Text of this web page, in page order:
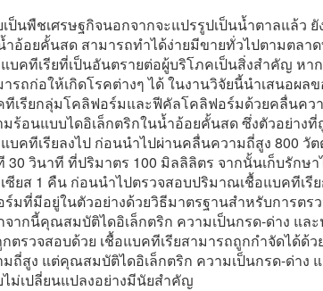
ป็นพืชเศรษฐกิจนอกจากจะแปรรูปเป็นน้ำตาลแล้ว ยั
ำอ้อยคั้นสด สามารถทำได้ง่ายมีขายทั่วไปตามตลา
แบคทีเรียที่เป็นอันตรายต่อผู้บริโภคเป็นสิ่งสำคัญ หา
รถก่อให้เกิดโรคต่างๆ ได้ ในงานวิจัยนี้นำเสนอผล
ทีเรียกลุ่มโคลิฟอร์มและฟีคัลโคลิฟอร์มด้วยคลื่นคว
มร้อนแบบไดอิเล็กตริกในน้ำอ้อยคั้นสด ซึ่งตัวอย่าง
บคทีเรียลงไป ก่อนนำไปผ่านคลื่นความถี่สูง 800 วัต
30 วินาที ที่ปริมาตร 100 มิลลิลิตร จากนั้นเก็บรักษ
เซียส 1 คืน ก่อนนำไปตรวจสอบปริมาณเชื้อแบคทีเ
ร์มที่มีอยู่ในตัวอย่างด้วยวิธีมาตรฐานสำหรับการตร
จากนี้คุณสมบัติไดอิเล็กตริก ความเป็นกรด-ด่าง แล
กตรวจสอบด้วย เชื้อแบคทีเรียสามารถถูกกำจัดได้ด้
มถี่สูง แต่คุณสมบัติไดอิเล็กตริก ความเป็นกรด-ด่าง
ไม่เปลี่ยนแปลงอย่างมีนัยสำคัญ